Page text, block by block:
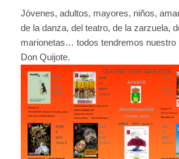
Jóvenes, adultos, mayores, niños,
de la danza, del teatro, de la zarzuela,
marionetas… todos tendremos nuestro
Don Quijote.